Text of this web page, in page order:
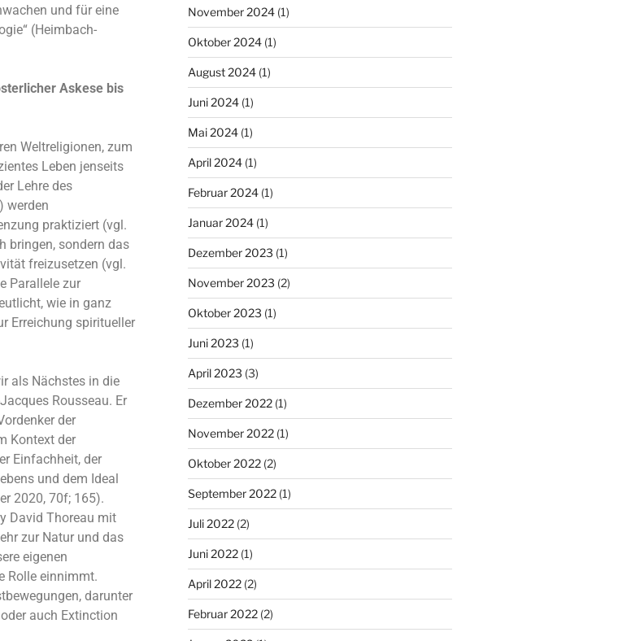
und für eine
(Heimbach-
Askese bis
Weltreligionen, zum
Leben jenseits
Lehre des
werden
praktiziert (vgl.
bringen, sondern das
freizusetzen (vgl.
Parallele zur
wie in ganz
Erreichung spiritueller
als Nächstes in die
Rousseau. Er
der
Kontext der
Einfachheit, der
und dem Ideal
2020, 70f; 165).
David Thoreau mit
zur Natur und das
eigenen
Rolle einnimmt.
darunter
auch Extinction
November 2024(1)
Oktober 2024(1)
August 2024(1)
Juni 2024(1)
Mai 2024(1)
April 2024(1)
Februar 2024(1)
Januar 2024(1)
Dezember 2023 (1)
November 2023 (2)
Oktober 2023 (1)
Juni 2023 (1)
April 2023 (3)
Dezember 2022(1)
November 2022(1)
Oktober 2022(2)
September 2022(1)
Juli 2022(2)
Juni 2022(1)
April 2022(2)
Februar 2022(2)